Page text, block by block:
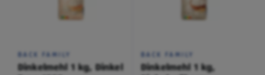
BACK FAMILY
Dinkelmehl 1 kg, Dinkel
BACK FAMILY
Dinkelmehl 1 kg,